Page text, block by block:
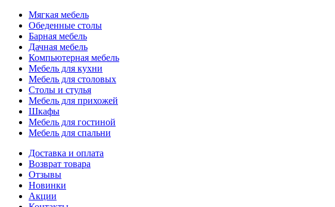
Мягкая мебель
Обеденные столы
Барная мебель
Дачная мебель
Компьютерная мебель
Мебель для кухни
Мебель для столовых
Столы и стулья
Мебель для прихожей
Шкафы
Мебель для гостиной
Мебель для спальни
Доставка и оплата
Возврат товара
Отзывы
Новинки
Акции